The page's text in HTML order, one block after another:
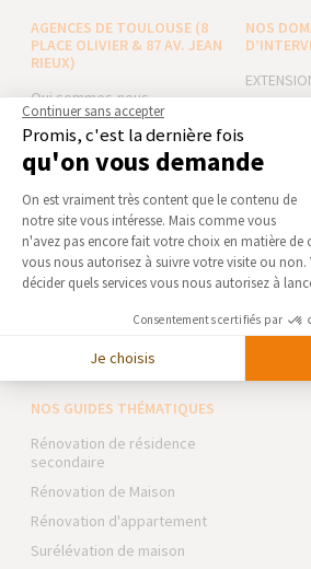
AGENCES DE TOULOUSE (8
PLACE OLIVIER & 87 AV. JEAN
RIEUX)
Qui sommes-nous
Actualités
Notre charte qualité
Trouver une agence
Devenir franchisé
Foire aux Questions
Mentions légales
NOS
NOS
La
Expert
Intégrer
Des travaux
NOS GUIDES THÉMATIQUES
Rénovation de résidence
secondaire
Rénovation de Maison
Rénovation d'appartement
Surélévation de maison
Continuer sans accepter
Promis, c'est la dernière fois
qu'on vous demande
Plateforme de Gestion
On est vraiment très content que le contenu de
notre site vous intéresse. Mais comme vous
n'avez pas encore fait votre choix en matière de
vous nous autorisez à suivre votre visite ou
décider quels services vous nous autorisez à
Consentements certifiés par
Je choisis
Axeptio consent